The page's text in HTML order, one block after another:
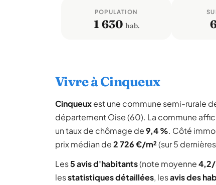
POPULATION
1 630 hab.
Vivre à Cinqueux
Cinqueuxest une commune semi-rurale
département Oise (60). La commune
un taux de chômage de9,4 %. Côté
prix médian de2 726 €/m²(sur 5
Les5 avis d'habitants(note moyenne
lesstatistiques détaillées, lesavis des